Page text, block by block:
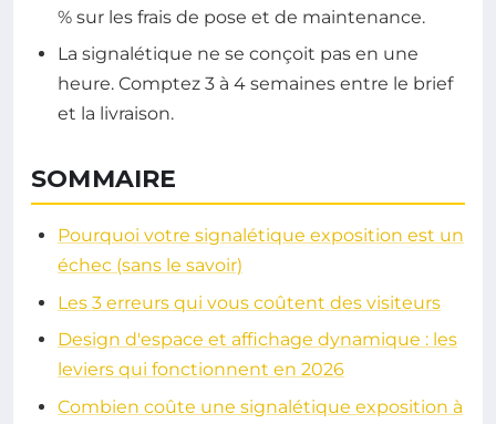
% sur les frais de pose et de maintenance.
La signalétique ne se conçoit pas en une
heure. Comptez 3 à 4 semaines entre le brief
et la livraison.
SOMMAIRE
Pourquoi votre signalétique exposition est un
échec (sans le savoir)
Les 3 erreurs qui vous coûtent des visiteurs
Design d'espace et affichage dynamique : les
leviers qui fonctionnent en 2026
Combien coûte une signalétique exposition à